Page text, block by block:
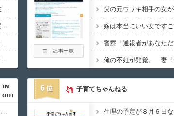
23歳妻自慢で女性社員を「ババア」と蔑む48歳無能主任、「若い嫁がいるのに帰れない」とイキっていたら、部長の超美人妻が差し入れを持って登場ｗｗｗｗ
90年ぶりに誕生した待望の女の子。お祭り騒ぎの義実家の一方で、近所の婦人会メンバーから「死なないといいね」と不吉な言葉を何度も繰り返されてしまう・・・
容姿と成績で姉ばかり可愛がり、私を放置・差別してきた毒母→「馬鹿娘」と見下され続けたが、祖母の教えてくれた食への興味から管理栄養士に→今はニート化した姉と毒母に幸せな姿を見せつけてるｗｗｗ
「お皿は綺麗だけど食べ方が汚い」焼き魚を食べた知人の信じられない所作…両手で1本ずつ箸を持ち、骨や手をしゃぶり、口から出した骨をテーブルに並べる・・・
【困惑】既女が独身男におにぎりを差し入れしようとした結果ｗｗｗｗ
6 子育てちゃんねる